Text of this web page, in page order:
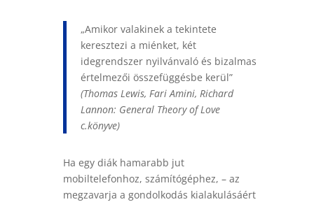
„Amikor valakinek a tekintete
keresztezi a miénket, két
idegrendszer nyilvánvaló és bizalmas
értelmezői összefüggésbe kerül”
(Thomas Lewis, Fari Amini, Richard
Lannon: General Theory of Love
c.könyve)
Ha egy diák hamarabb jut
mobiltelefonhoz, számítógéphez, – az
megzavarja a gondolkodás kialakulásáért